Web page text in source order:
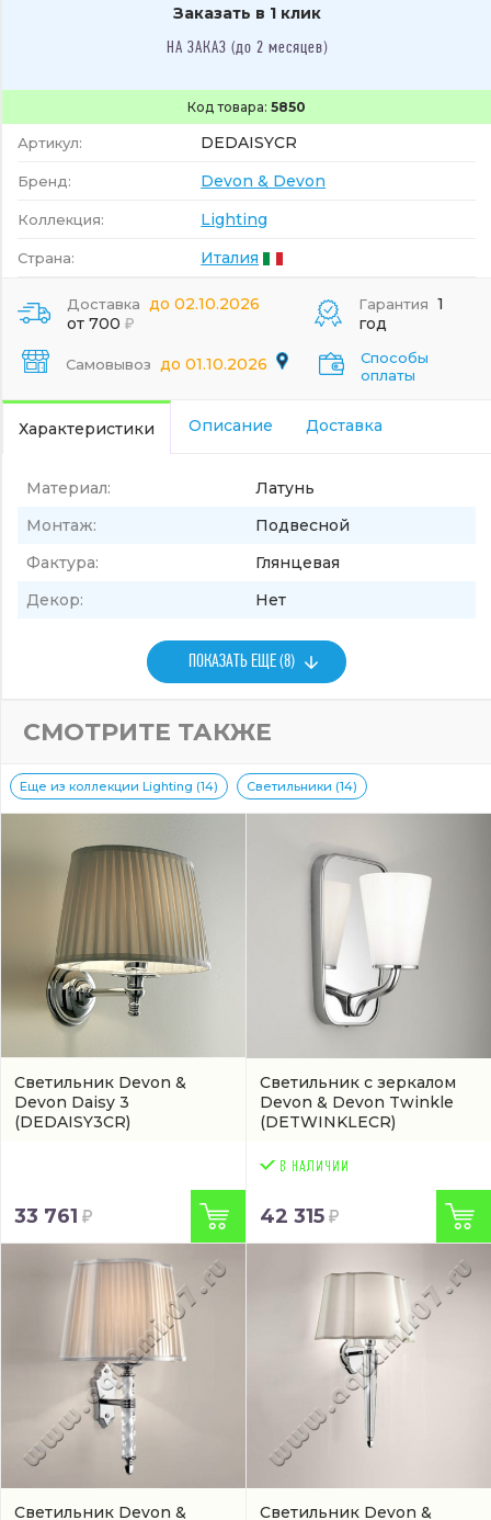
Код товара: 5850
Артикул: DEDAISYCR
Бренд: Devon & Devon
Коллекция: Lighting
Страна: Италия
Заказать в 1 клик
НА ЗАКАЗ (до 2 месяцев)
Доставка до 02.10.2026
от 700
Самовывоз до 01.10.2026
Гарантия 1
год
Способы
оплаты
Характеристики Описание Доставка
Материал:
Латунь
Монтаж:
Подвесной
Фактура:
Глянцевая
Декор:
Нет
ПОКАЗАТЬ ЕЩЕ (8)
СМОТРИТЕ ТАКЖЕ
Еще из коллекции Lighting (14) Светильники (14)
Светильник Devon &
Devon Daisy 3
(DEDAISY3CR)
33 761
Светильник с зеркалом
Devon & Devon Twinkle
(DETWINKLECR)
42 315
Светильник Devon & Светильник Devon &